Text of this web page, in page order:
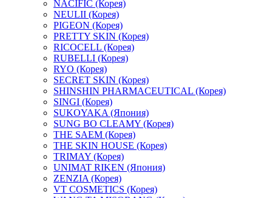
NACIFIC (Корея)
NEULII (Корея)
PIGEON (Корея)
PRETTY SKIN (Корея)
RICOCELL (Корея)
RUBELLI (Корея)
RYO (Корея)
SECRET SKIN (Корея)
SHINSHIN PHARMACEUTICAL (Корея)
SINGI (Корея)
SUKOYAKA (Япония)
SUNG BO CLEAMY (Корея)
THE SAEM (Корея)
THE SKIN HOUSE (Корея)
TRIMAY (Корея)
UNIMAT RIKEN (Япония)
ZENZIA (Корея)
VT COSMETICS (Корея)